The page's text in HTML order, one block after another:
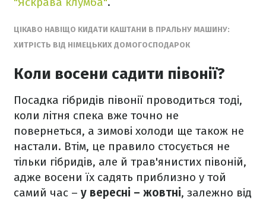
ЦІКАВО НАВІЩО КИДАТИ КАШТАНИ В ПРАЛЬНУ МАШИНУ:
ХИТРІСТЬ ВІД НІМЕЦЬКИХ ДОМОГОСПОДАРОК
Коли восени садити півонії?
Посадка гібридів півонії проводиться тоді,
коли літня спека вже точно не
повернеться, а зимові холоди ще також не
настали. Втім, це правило стосується не
тільки гібридів, але й трав'янистих півоній,
адже восени їх садять приблизно у той
самий час – у вересні – жовтні, залежно від